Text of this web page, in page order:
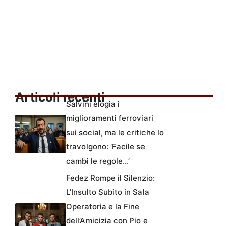
Articoli recenti
Salvini elogia i
miglioramenti ferroviari
sui social, ma le critiche lo
travolgono: ‘Facile se
cambi le regole…’
Fedez Rompe il Silenzio:
L’Insulto Subito in Sala
Operatoria e la Fine
dell’Amicizia con Pio e